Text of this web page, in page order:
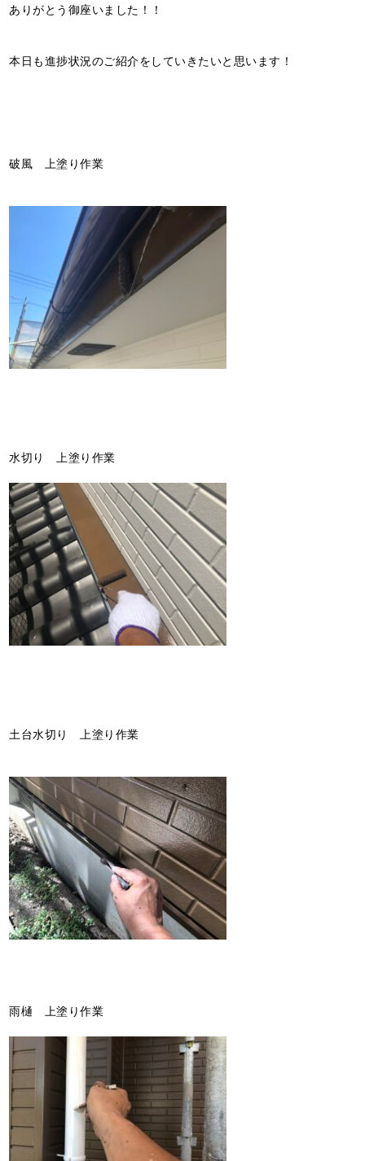
ありがとう御座いました！！
本日も進捗状況のご紹介をしていきたいと思います！
破風 上塗り作業
水切り 上塗り作業
土台水切り 上塗り作業
雨樋 上塗り作業